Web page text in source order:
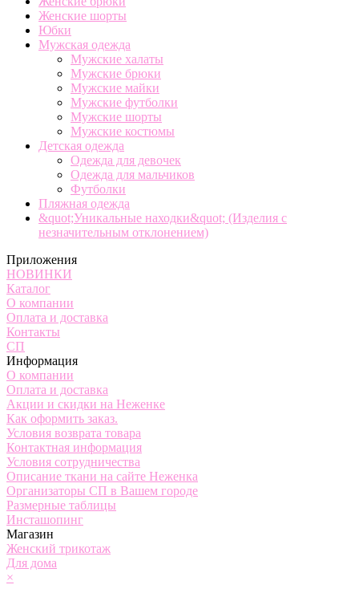
Женские шорты
Юбки
Мужская одежда
Мужские халаты
Мужские брюки
Мужские майки
Мужские футболки
Мужские шорты
Мужские костюмы
Детская одежда
Одежда для девочек
Одежда для мальчиков
Футболки
Пляжная одежда
&quot;Уникальные находки&quot; (Изделия с
незначительным отклонением)
Приложения
НОВИНКИ
Каталог
О компании
Оплата и доставка
Контакты
СП
Информация
О компании
Оплата и доставка
Акции и скидки на Неженке
Как оформить заказ.
Условия возврата товара
Контактная информация
Условия сотрудничества
Описание ткани на сайте Неженка
Организаторы СП в Вашем городе
Размерные таблицы
Инсташопинг
Магазин
Женский трикотаж
Для дома
×